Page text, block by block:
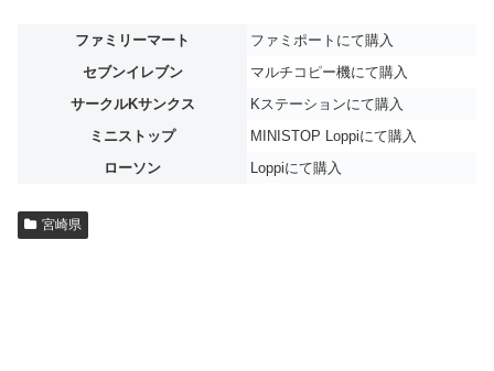
ファミリーマート
ファミポートにて購入
セブンイレブン
マルチコピー機にて購入
サークルKサンクス
Kステーションにて購入
ミニストップ
MINISTOP Loppiにて購入
ローソン
Loppiにて購入
宮崎県